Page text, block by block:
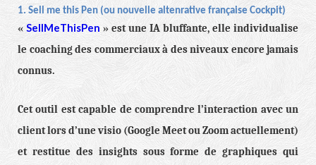
1. Sell me this Pen (ou nouvelle altenrative française Cockpit)
« SellMeThisPen » est une IA bluffante, elle individualise
le coaching des commerciaux à des niveaux encore jamais
connus.
Cet outil est capable de comprendre l’interaction avec un
client lors d’une visio (Google Meet ou Zoom actuellement)
et restitue des insights sous forme de graphiques qui